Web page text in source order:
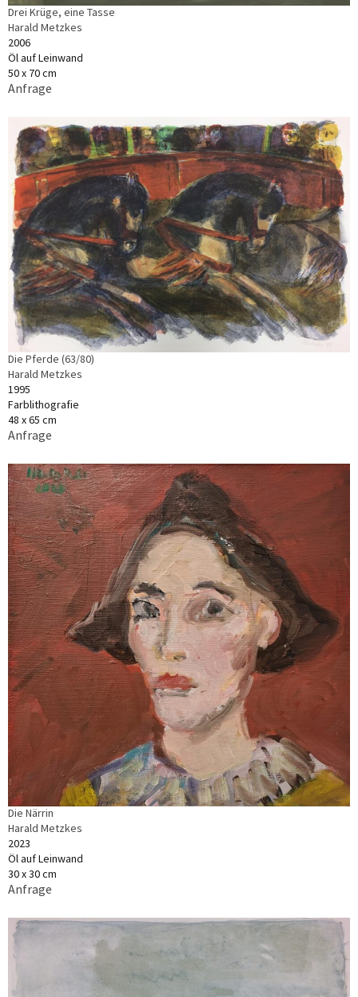
Drei Krüge, eine Tasse
Harald Metzkes
2006
Öl auf Leinwand
50 x 70 cm
Anfrage
Die Pferde (63/80)
Harald Metzkes
1995
Farblithografie
48 x 65 cm
Anfrage
Die Närrin
Harald Metzkes
2023
Öl auf Leinwand
30 x 30 cm
Anfrage